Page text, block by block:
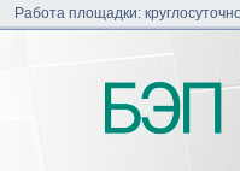
Работа площадки: